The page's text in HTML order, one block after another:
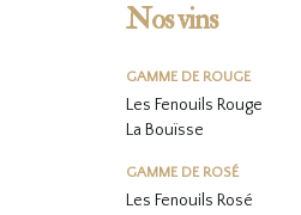
Nos vins
GAMME DE ROUGE
Les Fenouils Rouge
La Bouïsse
GAMME DE ROSÉ
Les Fenouils Rosé